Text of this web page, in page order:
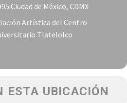
Ciudad de México, CDMX
Artística del Centro
Tlatelolco
ESTA UBICACIÓN